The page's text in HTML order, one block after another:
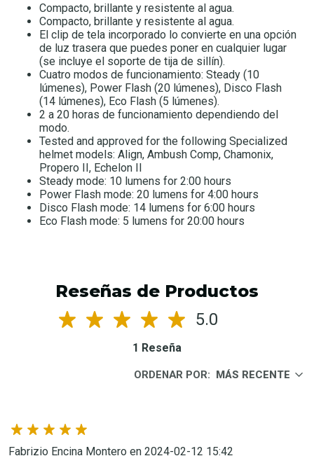
Compacto, brillante y resistente al agua.
Compacto, brillante y resistente al agua.
El clip de tela incorporado lo convierte en una opción
de luz trasera que puedes poner en cualquier lugar
(se incluye el soporte de tija de sillín).
Cuatro modos de funcionamiento: Steady (10
lúmenes), Power Flash (20 lúmenes), Disco Flash
(14 lúmenes), Eco Flash (5 lúmenes).
2 a 20 horas de funcionamiento dependiendo del
modo.
Tested and approved for the following Specialized
helmet models: Align, Ambush Comp, Chamonix,
Propero II, Echelon II
Steady mode: 10 lumens for 2:00 hours
Power Flash mode: 20 lumens for 4:00 hours
Disco Flash mode: 14 lumens for 6:00 hours
Eco Flash mode: 5 lumens for 20:00 hours
Reseñas de Productos
5.0
1 Reseña
ORDENAR POR: MÁS RECENTE
Fabrizio Encina Montero en 2024-02-12 15:42